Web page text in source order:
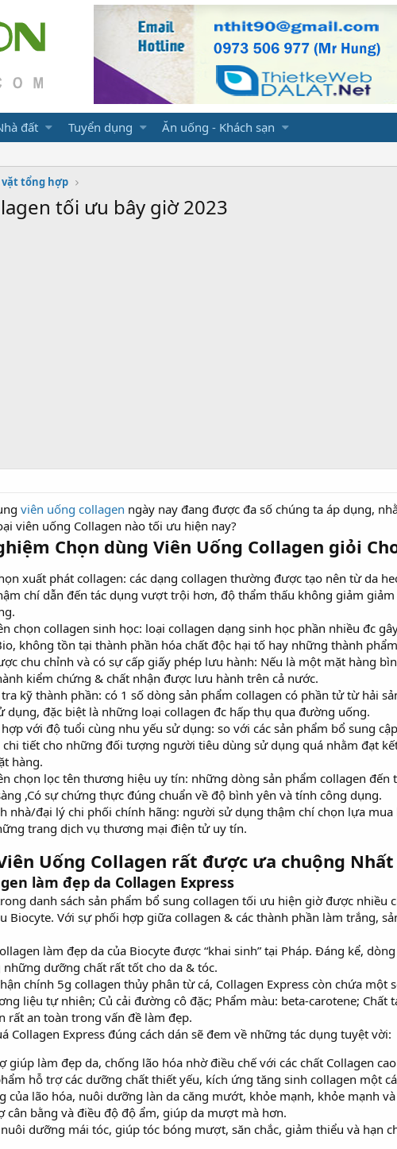
đất Tuyển dụng Ăn uống - Khách sạn
vặt tổng hợp
tối ưu bây giờ 2023
viên uống collagen ngày nay đang được đa số chúng ta áp dụng,
viên uống Collagen nào tối ưu hiện nay?
Chọn dùng Viên Uống Collagen giỏi
xuất phát collagen: các dạng collagen thường được tạo nên từ da
chí dẫn đến tác dụng vượt trội hơn, độ thẩm thấu không giảm
chọn collagen sinh học: loại collagen dạng sinh học phần nhiều đc
không tồn tại thành phần hóa chất độc hại tố hay những thành
chu chỉnh và có sự cấp giấy phép lưu hành: Nếu là một mặt hàng
kiểm chứng & chất nhận được lưu hành trên cả nước.
kỹ thành phần: có 1 số dòng sản phẩm collagen có phần tử từ hải
dụng, đặc biệt là những loại collagen đc hấp thụ qua đường uống.
với độ tuổi cùng nhu yếu sử dụng: so với các sản phẩm bổ sung
tiết cho những đối tượng người tiêu dùng sử dụng quá nhằm đạt
hàng.
chọn lọc tên thương hiệu uy tín: những dòng sản phẩm collagen
,Có sự chứng thực đúng chuẩn về độ bình yên và tính công dụng.
nhà/đại lý chi phối chính hãng: người sử dụng thậm chí chọn lựa
trang dịch vụ thương mại điện tử uy tín.
Uống Collagen rất được ưa chuộng Nhất
làm đẹp da Collagen Express
danh sách sản phẩm bổ sung collagen tối ưu hiện giờ được nhiều
Biocyte. Với sự phối hợp giữa collagen & các thành phần làm trắng,
làm đẹp da của Biocyte được “khai sinh” tại Pháp. Đáng kể,
những dưỡng chất rất tốt cho da & tóc.
chính 5g collagen thủy phân từ cá, Collagen Express còn chứa
liệu tự nhiên; Củ cải đường cô đặc; Phẩm màu: beta-carotene;
rất an toàn trong vấn đề làm đẹp.
Collagen Express đúng cách dán sẽ đem về những tác dụng tuyệt vời:
giúp làm đẹp da, chống lão hóa nhờ điều chế với các chất Collagen
hỗ trợ các dưỡng chất thiết yếu, kích ứng tăng sinh collagen một
của lão hóa, nuôi dưỡng làn da căng mướt, khỏe mạnh, khỏe mạnh
cân bằng và điều độ độ ẩm, giúp da mượt mà hơn.
dưỡng mái tóc, giúp tóc bóng mượt, săn chắc, giảm thiểu và hạn